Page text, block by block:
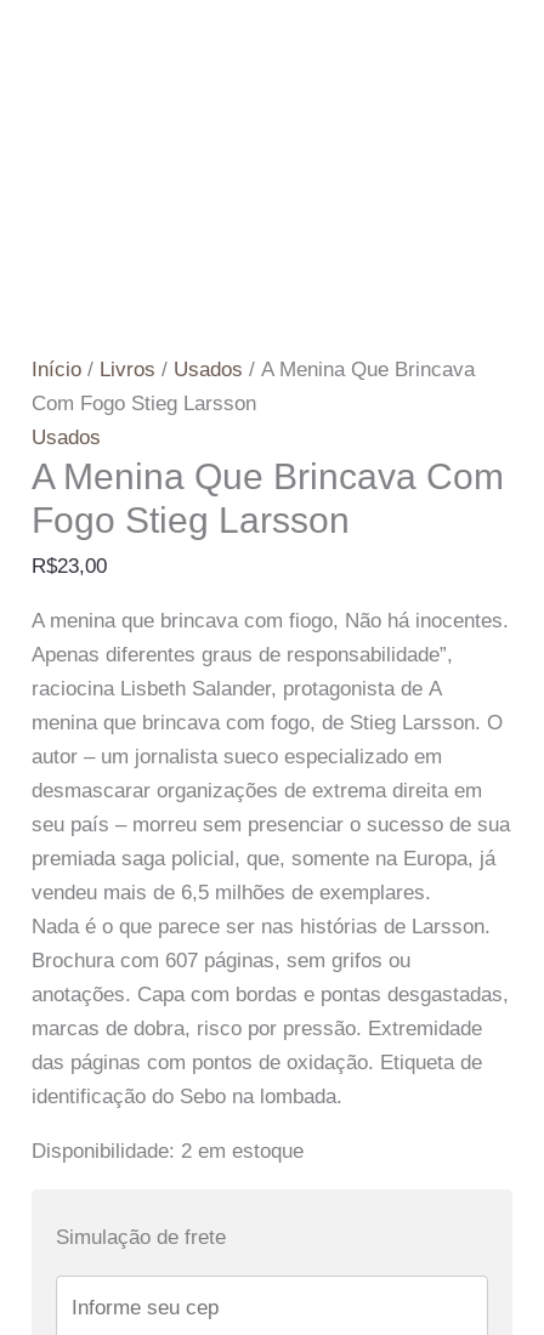
Início / Livros / Usados / A Menina Que Brincava
Com Fogo Stieg Larsson
Usados
A Menina Que Brincava Com
Fogo Stieg Larsson
R$23,00
A menina que brincava com fiogo, Não há inocentes.
Apenas diferentes graus de responsabilidade”,
raciocina Lisbeth Salander, protagonista de A
menina que brincava com fogo, de Stieg Larsson. O
autor – um jornalista sueco especializado em
desmascarar organizações de extrema direita em
seu país – morreu sem presenciar o sucesso de sua
premiada saga policial, que, somente na Europa, já
vendeu mais de 6,5 milhões de exemplares.
Nada é o que parece ser nas histórias de Larsson.
Brochura com 607 páginas, sem grifos ou
anotações. Capa com bordas e pontas desgastadas,
marcas de dobra, risco por pressão. Extremidade
das páginas com pontos de oxidação. Etiqueta de
identificação do Sebo na lombada.
Disponibilidade: 2 em estoque
Simulação de frete